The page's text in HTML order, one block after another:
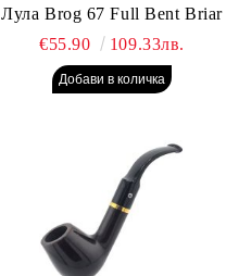
Лула Brog 67 Full Bent Briar
€55.90
109.33лв.